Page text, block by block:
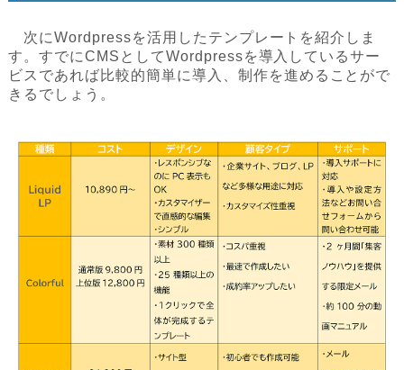
次にWordpressを活用したテンプレートを紹介しま
す。すでにCMSとしてWordpressを導入しているサー
ビスであれば比較的簡単に導入、制作を進めることがで
きるでしょう。